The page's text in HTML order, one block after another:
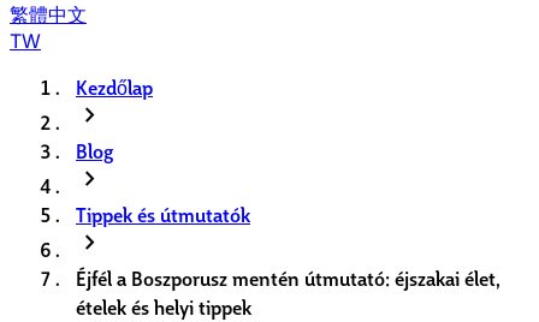
繁體中文
TW
Kezdőlap
chevron_right
Blog
chevron_right
Tippek és útmutatók
chevron_right
Éjfél a Boszporusz mentén útmutató: éjszakai élet,
ételek és helyi tippek